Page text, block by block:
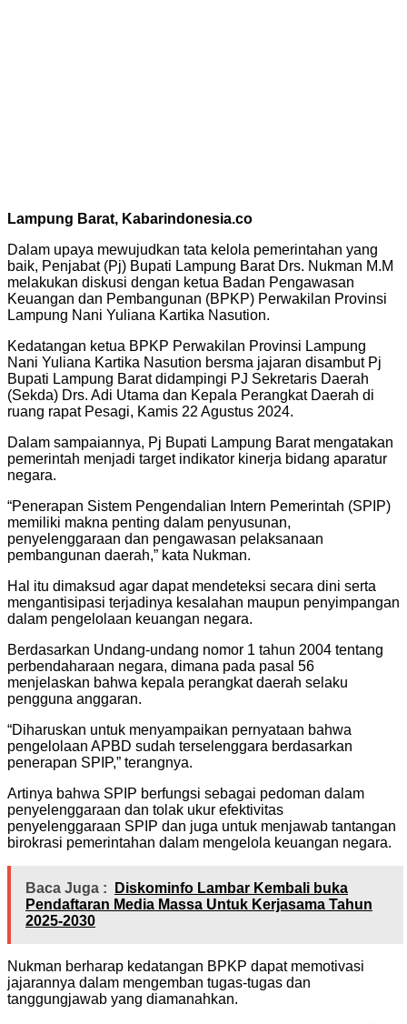
Lampung Barat, Kabarindonesia.co
Dalam upaya mewujudkan tata kelola pemerintahan yang
baik, Penjabat (Pj) Bupati Lampung Barat Drs. Nukman M.M
melakukan diskusi dengan ketua Badan Pengawasan
Keuangan dan Pembangunan (BPKP) Perwakilan Provinsi
Lampung Nani Yuliana Kartika Nasution.
Kedatangan ketua BPKP Perwakilan Provinsi Lampung
Nani Yuliana Kartika Nasution bersma jajaran disambut Pj
Bupati Lampung Barat didampingi PJ Sekretaris Daerah
(Sekda) Drs. Adi Utama dan Kepala Perangkat Daerah di
ruang rapat Pesagi, Kamis 22 Agustus 2024.
Dalam sampaiannya, Pj Bupati Lampung Barat mengatakan
pemerintah menjadi target indikator kinerja bidang aparatur
negara.
“Penerapan Sistem Pengendalian Intern Pemerintah (SPIP)
memiliki makna penting dalam penyusunan,
penyelenggaraan dan pengawasan pelaksanaan
pembangunan daerah,” kata Nukman.
Hal itu dimaksud agar dapat mendeteksi secara dini serta
mengantisipasi terjadinya kesalahan maupun penyimpangan
dalam pengelolaan keuangan negara.
Berdasarkan Undang-undang nomor 1 tahun 2004 tentang
perbendaharaan negara, dimana pada pasal 56
menjelaskan bahwa kepala perangkat daerah selaku
pengguna anggaran.
“Diharuskan untuk menyampaikan pernyataan bahwa
pengelolaan APBD sudah terselenggara berdasarkan
penerapan SPIP,” terangnya.
Artinya bahwa SPIP berfungsi sebagai pedoman dalam
penyelenggaraan dan tolak ukur efektivitas
penyelenggaraan SPIP dan juga untuk menjawab tantangan
birokrasi pemerintahan dalam mengelola keuangan negara.
Baca Juga :
Diskominfo Lambar Kembali buka
Pendaftaran Media Massa Untuk Kerjasama Tahun
2025-2030
Nukman berharap kedatangan BPKP dapat memotivasi
jajarannya dalam mengemban tugas-tugas dan
tanggungjawab yang diamanahkan.